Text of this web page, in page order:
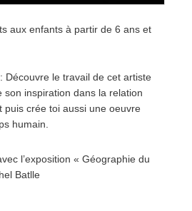
aux enfants à partir de 6 ans et
: Découvre le travail de cet artiste
son inspiration dans la relation
puis crée toi aussi une oeuvre
humain.
l’exposition « Géographie du
Batlle